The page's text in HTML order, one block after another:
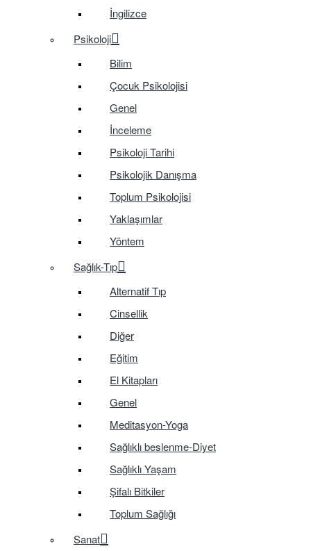
İngilizce
Psikoloji
Bilim
Çocuk Psikolojisi
Genel
İnceleme
Psikoloji Tarihi
Psikolojik Danışma
Toplum Psikolojisi
Yaklaşımlar
Yöntem
Sağlık-Tıp
Alternatif Tıp
Cinsellik
Diğer
Eğitim
El Kitapları
Genel
Meditasyon-Yoga
Sağlıklı beslenme-Diyet
Sağlıklı Yaşam
Şifalı Bitkiler
Toplum Sağlığı
Sanat